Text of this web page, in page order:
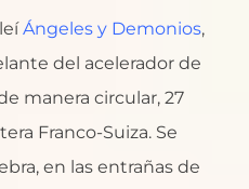
Ángeles y Demonios,
del acelerador de
manera circular, 27
Franco-Suiza. Se
en las entrañas de